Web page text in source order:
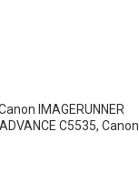
IMAGERUNNER
C5535, Canon